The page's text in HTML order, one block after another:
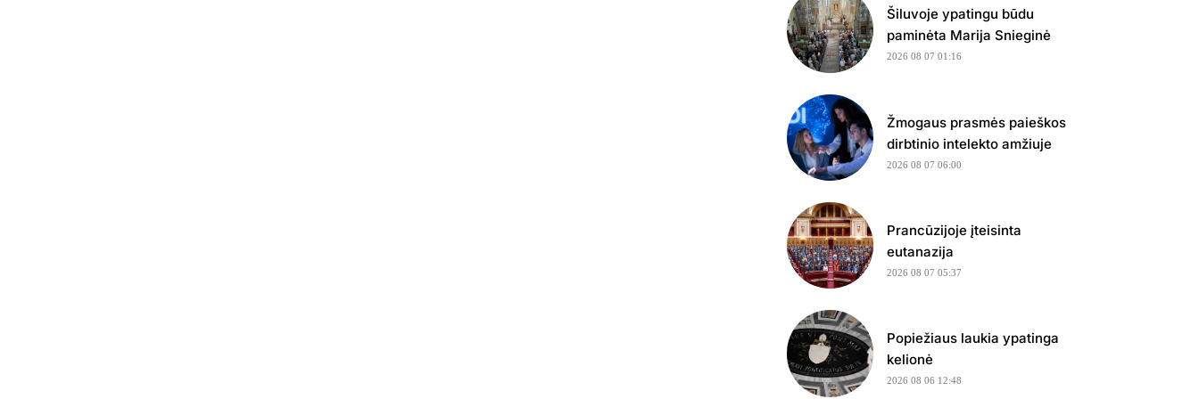
Šiluvoje ypatingu būdu
paminėta Marija Snieginė
2026 08 07 01:16
Žmogaus prasmės paieškos
dirbtinio intelekto amžiuje
2026 08 07 06:00
Prancūzijoje įteisinta
eutanazija
2026 08 07 05:37
Popiežiaus laukia ypatinga
kelionė
2026 08 06 12:48